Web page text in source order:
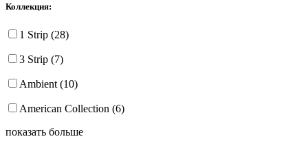
Коллекция:
1 Strip (28)
3 Strip (7)
Ambient (10)
American Collection (6)
показать больше